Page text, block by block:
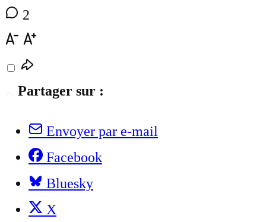
2
Partager sur :
Envoyer par e-mail
Facebook
Bluesky
X